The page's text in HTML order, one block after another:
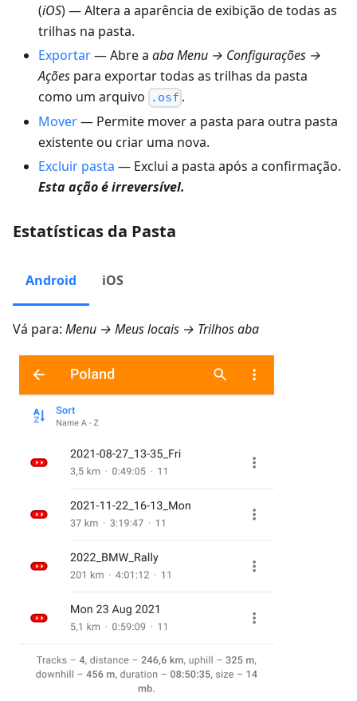
(iOS) — Altera a aparência de exibição de todas as
trilhas na pasta.
Exportar— Abre a aba Menu → Configurações →
Ações para exportar todas as trilhas da pasta
como um arquivo
.osf .
Mover— Permite mover a pasta para outra pasta
existente ou criar uma nova.
Excluir pasta — Exclui a pasta após a confirmação.
Esta ação é irreversível.
Estatísticas da Pasta
Android iOS
Vá para: Menu → Meus locais → Trilhosaba